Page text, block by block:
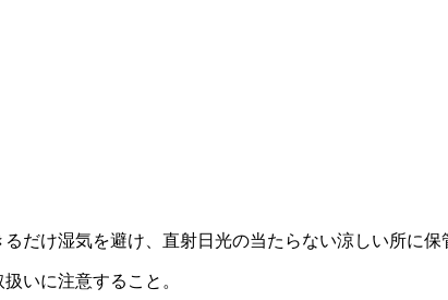
だけ湿気を避け、直射日光の当たらない涼しい所に保
いに注意すること。